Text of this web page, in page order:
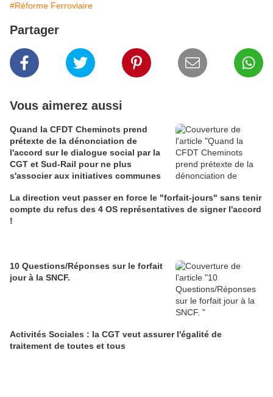
#Réforme Ferroviaire
Partager
Vous aimerez aussi
Quand la CFDT Cheminots prend
prétexte de la dénonciation de
l'accord sur le dialogue social par la
CGT et Sud-Rail pour ne plus
s'associer aux initiatives communes
La direction veut passer en force le "forfait-jours" sans tenir
compte du refus des 4 OS représentatives de signer l'accord
!
10 Questions/Réponses sur le forfait
jour à la SNCF.
Activités Sociales : la CGT veut assurer l'égalité de
traitement de toutes et tous